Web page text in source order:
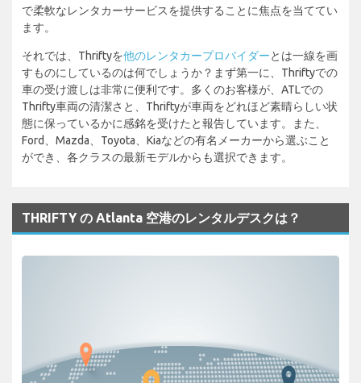
で柔軟なレンタカーサービスを提供することに焦点を当ててい
ます。
それでは、Thriftyを他のレンタカープロバイダーとは一線を画
すものにしているのは何でしょうか？まず第一に、Thriftyでの
車の受け渡しは非常に便利です。多くのお客様が、ATLでの
Thrifty車両の清潔さと、Thriftyが車両をどれほど素晴らしい状
態に保っているかに感銘を受けたと報告しています。また、
Ford、Mazda、Toyota、Kiaなどの有名メーカーから選ぶこと
ができ、各クラスの最新モデルからも選択できます。
THRIFTY の Atlanta 空港のレンタルデスクは？